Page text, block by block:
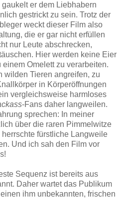
er dem Liebhabern
gestrickt zu sein. Trotz der
weckt dieser Film also
die er gar nicht erfüllen
nur Leute abschrecken,
Hier werden keine Eier
Omelett zu verarbeiten.
wilden Tieren angreifen, zu
in Körperöffnungen
vergleichsweise harmloses
-Fans daher langweilen.
sprechen: In meiner
über die raren Pimmelwitze
fürstliche Langweile
Und ich sah den Film vor
Sequenz ist bereits aus
Daher wartet das Publikum
ihm unbekannten, frischen